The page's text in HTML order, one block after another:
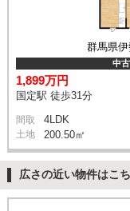
群馬県
中
1,899万円
国定駅 徒歩31分
間取 4LDK
土地 200.50㎡
広さの近い物件はこ